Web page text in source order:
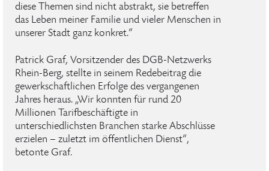
diese Themen sind nicht abstrakt, sie betreffen
das Leben meiner Familie und vieler Menschen in
unserer Stadt ganz konkret.“
Patrick Graf, Vorsitzender des DGB-Netzwerks
Rhein-Berg, stellte in seinem Redebeitrag die
gewerkschaftlichen Erfolge des vergangenen
Jahres heraus. „Wir konnten für rund 20
Millionen Tarifbeschäftigte in
unterschiedlichsten Branchen starke Abschlüsse
erzielen – zuletzt im öffentlichen Dienst“,
betonte Graf.